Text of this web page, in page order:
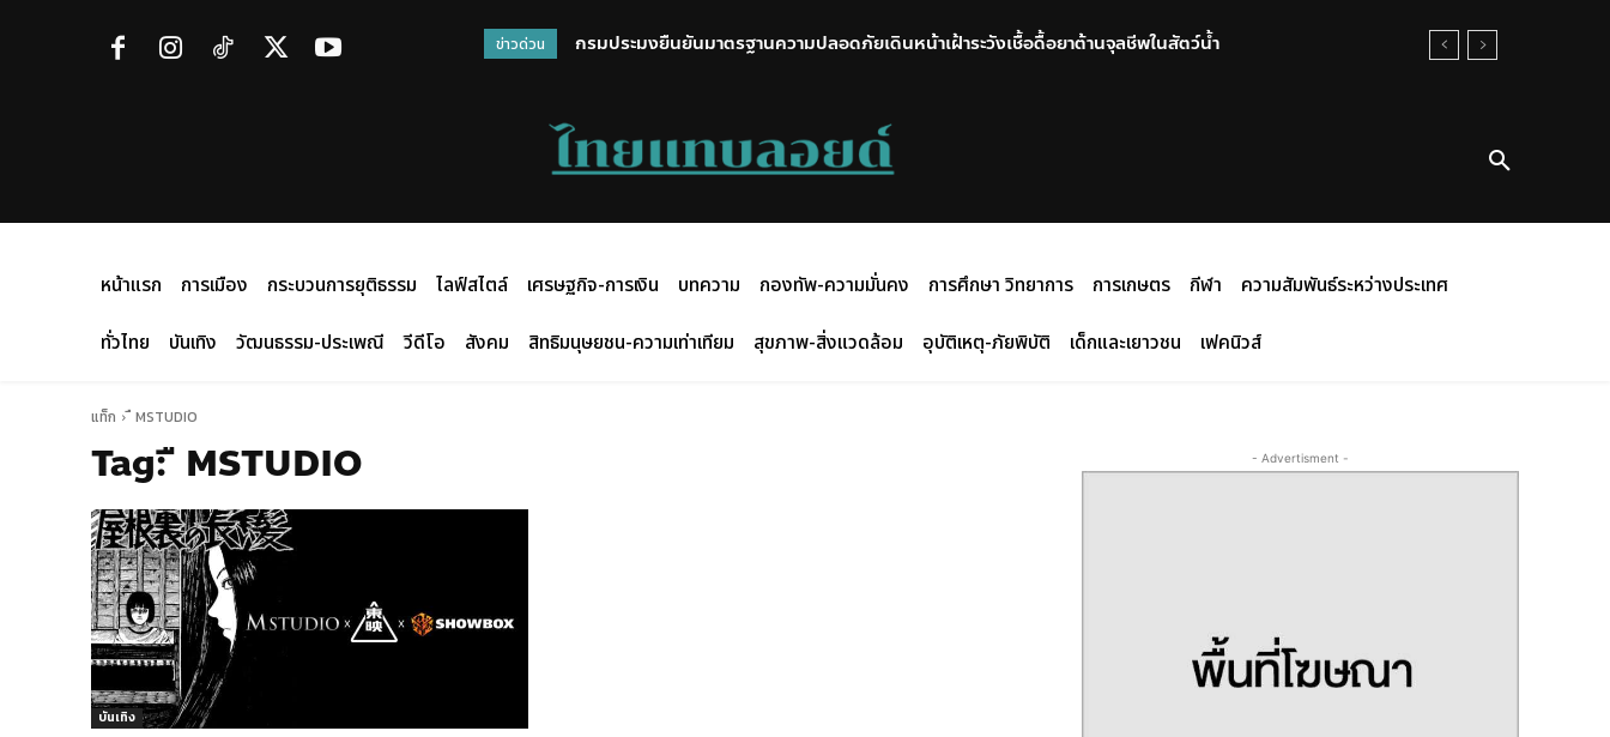
ข่าวด่วน กรมประมงยืนยันมาตรฐานความปลอดภัยเดินหน้าเฝ้าระวังเชื้อดื้อยาต้านจุลชีพในสัตว์น้ำ
หน้าแรก การเมือง กระบวนการยุติธรรม ไลฟ์สไตล์ เศรษฐกิจ-การเงิน บทความ กองทัพ-ความมั่นคง การศึกษา วิทยาการ การเกษตร กีฬา
ความสัมพันธ์ระหว่างประเทศ
ทั่วไทย
บันเทิง วัฒนธรรม-ประเพณี วีดีโอ สังคม สิทธิมนุษยชน-ความเท่าเทียม สุขภาพ-สิ่งแวดล้อม อุบัติเหตุ-ภัยพิบัติ เด็กและเยาวชน เฟคนิวส์
แท็ก ื MSTUDIO
Tag: ื MSTUDIO
บันเทิง
- Advertisment -